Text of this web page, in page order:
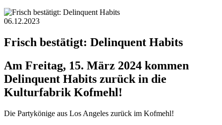
06.12.2023
Frisch bestätigt: Delinquent Habits
Am Freitag, 15. März 2024 kommen
Delinquent Habits zurück in die
Kulturfabrik Kofmehl!
Die Partykönige aus Los Angeles zurück im Kofmehl!